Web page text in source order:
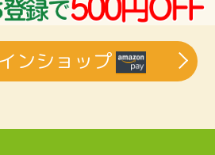
ンショップ